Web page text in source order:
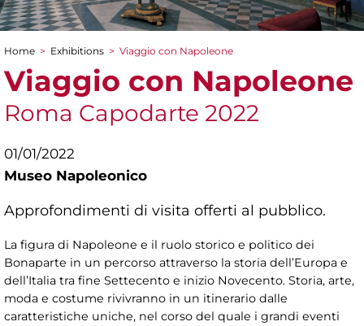
You are here
Home > Exhibitions > Viaggio con Napoleone
Viaggio con Napoleone
Roma Capodarte 2022
01/01/2022
Museo Napoleonico
Approfondimenti di visita offerti al pubblico.
La figura di Napoleone e il ruolo storico e politico dei
Bonaparte in un percorso attraverso la storia dell’Europa e
dell’Italia tra fine Settecento e inizio Novecento. Storia, arte,
moda e costume rivivranno in un itinerario dalle
caratteristiche uniche, nel corso del quale i grandi eventi